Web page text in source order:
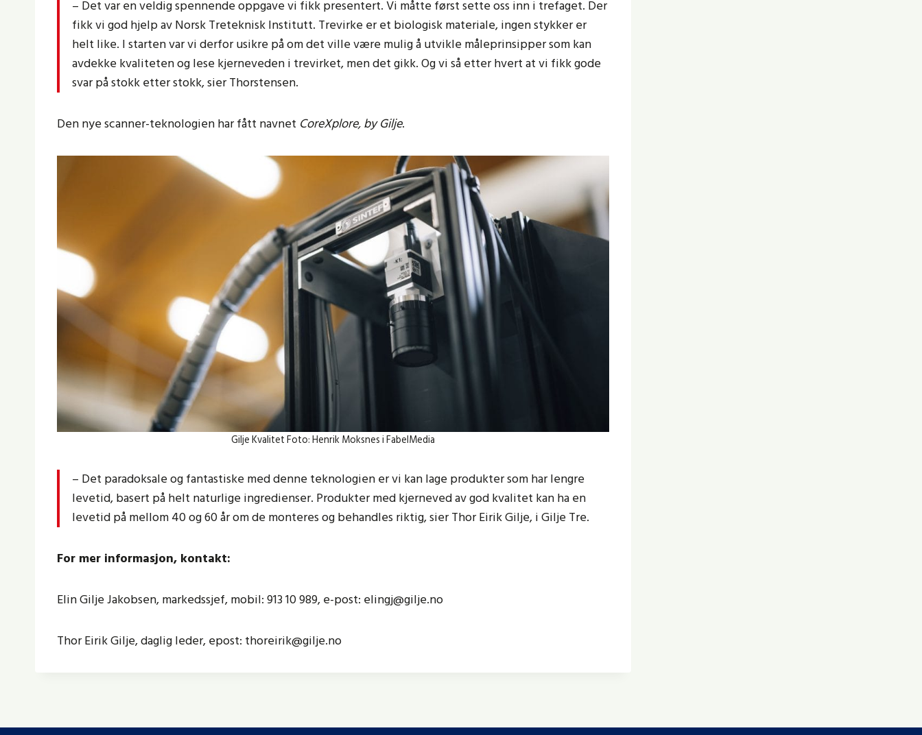
– Det var en veldig spennende oppgave vi fikk presentert. Vi måtte først sette oss inn i trefaget. Der
fikk vi god hjelp av Norsk Treteknisk Institutt. Trevirke er et biologisk materiale, ingen stykker er
helt like. I starten var vi derfor usikre på om det ville være mulig å utvikle måleprinsipper som kan
avdekke kvaliteten og lese kjerneveden i trevirket, men det gikk. Og vi så etter hvert at vi fikk gode
svar på stokk etter stokk, sier Thorstensen.
Den nye scanner-teknologien har fått navnet CoreXplore, by Gilje.
Gilje Kvalitet Foto: Henrik Moksnes i FabelMedia
– Det paradoksale og fantastiske med denne teknologien er vi kan lage produkter som har lengre
levetid, basert på helt naturlige ingredienser. Produkter med kjerneved av god kvalitet kan ha en
levetid på mellom 40 og 60 år om de monteres og behandles riktig, sier Thor Eirik Gilje, i Gilje Tre.
For mer informasjon, kontakt:
Elin Gilje Jakobsen, markedssjef, mobil: 913 10 989, e-post: elingj@gilje.no
Thor Eirik Gilje, daglig leder, epost: thoreirik@gilje.no